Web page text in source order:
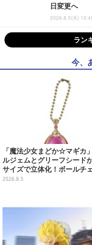
日変更へ
2026.8.5(水)
ラン
今、
「魔法少女まどか☆マギカ
ルジェムとグリーフシード
サイズで立体化！ボールチ
を外せばフィギュアとして飾
2026.8.5